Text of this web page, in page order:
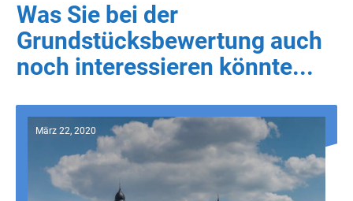
Was Sie bei der
Grundstücksbewertung auch
noch interessieren könnte...
März 22, 2020